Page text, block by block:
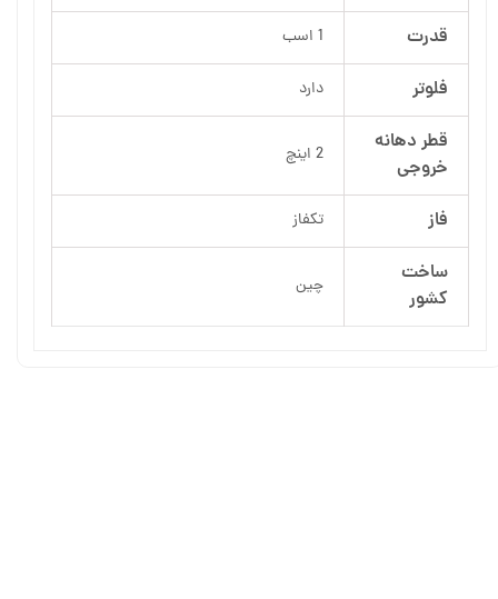
قدرت 1 اسب
فلوتر دارد
قطر دهانه
خروجی
2 اینچ
فاز تکفاز
ساخت
کشور
چین